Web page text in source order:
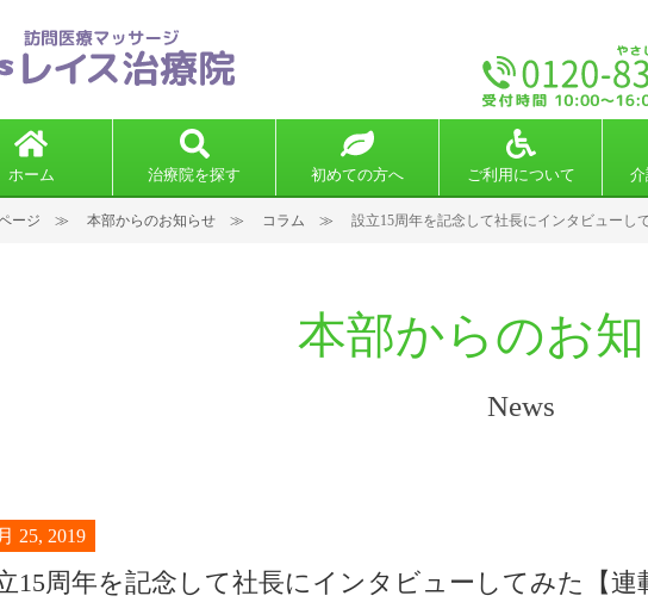
ホーム 治療院を探す 初めての方へ ご利用について
ージ 本部からのお知らせ コラム 設立15周年を記念して社長にインタビューし
本部からのお
News
25, 2019
15周年を記念して社長にインタビューしてみた【連